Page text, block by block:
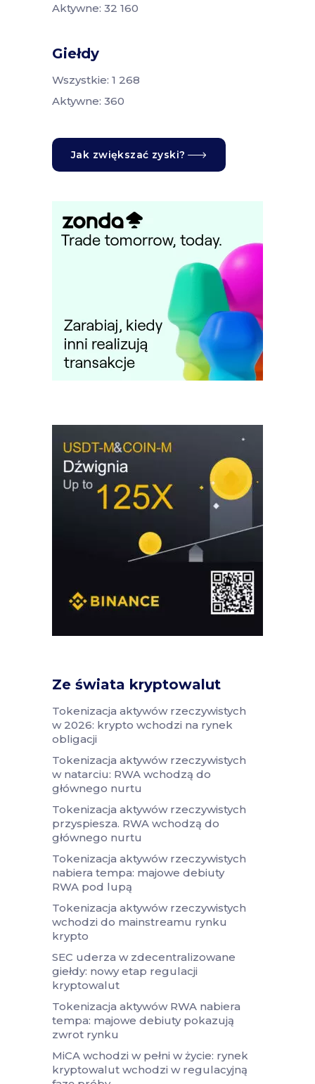
Aktywne: 32 160
Giełdy
Wszystkie: 1 268
Aktywne: 360
Jak zwiększać zyski?
Ze świata kryptowalut
Tokenizacja aktywów rzeczywistych
w 2026: krypto wchodzi na rynek
obligacji
Tokenizacja aktywów rzeczywistych
w natarciu: RWA wchodzą do
głównego nurtu
Tokenizacja aktywów rzeczywistych
przyspiesza. RWA wchodzą do
głównego nurtu
Tokenizacja aktywów rzeczywistych
nabiera tempa: majowe debiuty
RWA pod lupą
Tokenizacja aktywów rzeczywistych
wchodzi do mainstreamu rynku
krypto
SEC uderza w zdecentralizowane
giełdy: nowy etap regulacji
kryptowalut
Tokenizacja aktywów RWA nabiera
tempa: majowe debiuty pokazują
zwrot rynku
MiCA wchodzi w pełni w życie: rynek
kryptowalut wchodzi w regulacyjną